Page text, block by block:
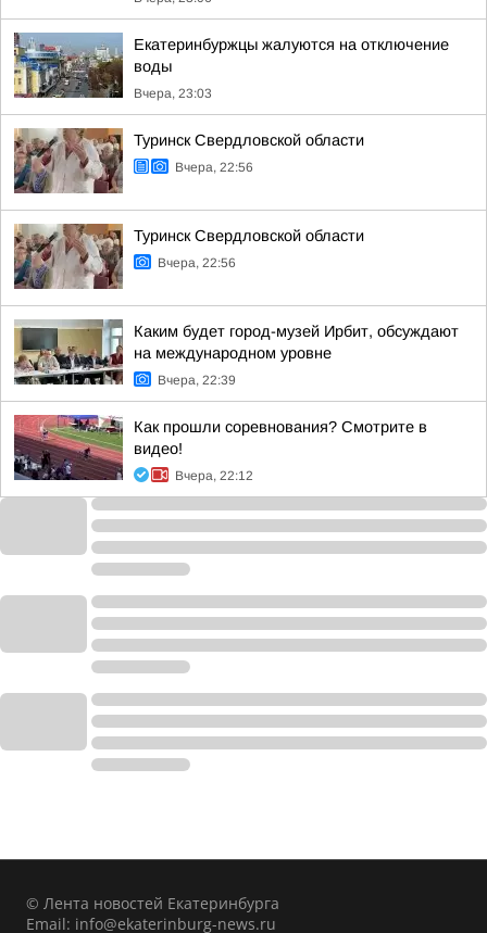
Екатеринбуржцы жалуются на отключение
воды
Вчера, 23:03
Туринск Свердловской области
Вчера, 22:56
Туринск Свердловской области
Вчера, 22:56
Каким будет город-музей Ирбит, обсуждают
на международном уровне
Вчера, 22:39
Как прошли соревнования? Смотрите в
видео!
Вчера, 22:12
© Лента новостей Екатеринбурга
Email: info@ekaterinburg-news.ru